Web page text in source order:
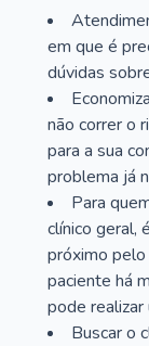
em que é
dúvidas
não correr o
para a sua
problema já
Para
clínico geral,
próximo pelo
paciente há
pode
Buscar o